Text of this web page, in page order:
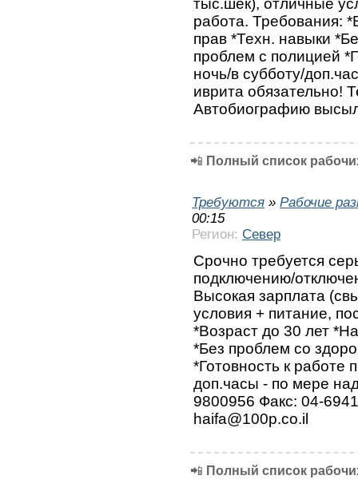
работа. Требования:
прав *Техн. навыки
проблем с полицией
ночь/в субботу/
иврита обязательно!
Автобиографию
📲 Полный список
Требуются » Рабочие
00:15
Регион: Север
Срочно требуется
подключению/
Высокая зарплата
условия + питание,
*Возраст до 30 лет
*Без проблем со
*Готовность к работе
доп.часы - по мере
9800956 Факс: 04-
haifa@100p.co.il
📲 Полный список